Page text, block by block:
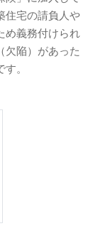
住宅の請負人や
め義務付けられ
欠陥）があった
。